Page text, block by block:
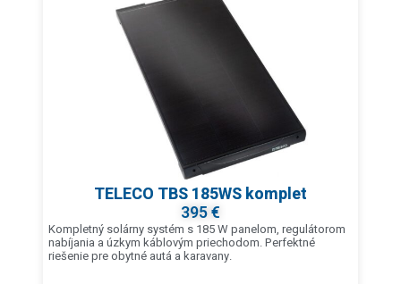
TELECO TBS 185WS komplet
395 €
Kompletný solárny systém s 185 W panelom, regulátorom
nabíjania a úzkym káblovým priechodom. Perfektné
riešenie pre obytné autá a karavany.